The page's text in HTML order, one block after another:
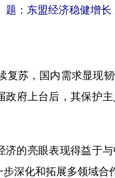
题：东盟经济稳健增
苏，国内需求显现韧
政府上台后，其保护
的亮眼表现得益于与
深化和拓展多领域合